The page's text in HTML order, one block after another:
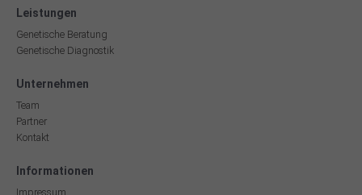
Leistungen
Genetische Beratung
Genetische Diagnostik
Unternehmen
Team
Partner
Kontakt
Informationen
Impressum